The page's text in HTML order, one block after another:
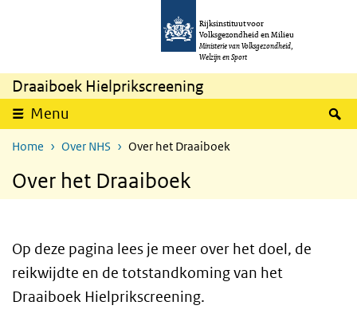
Overslaan en naar de inhoud gaan
Rijksinstituut voor
Volksgezondheid en Milieu
Ministerie van Volksgezondheid,
Welzijn en Sport
Draaiboek Hielprikscreening
Menu
Home Over NHS Over het Draaiboek
Over het Draaiboek
Op deze pagina lees je meer over het doel, de
reikwijdte en de totstandkoming van het
Draaiboek Hielprikscreening.